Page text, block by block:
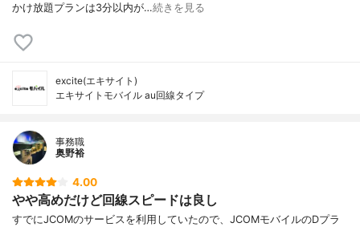
かけ放題プランは3分以内が…続きを見る
excite(エキサイト)
エキサイトモバイル au回線タイプ
事務職
奥野裕
4.00
やや高めだけど回線スピードは良し
すでにJCOMのサービスを利用していたので、JCOMモバイルのDプラ